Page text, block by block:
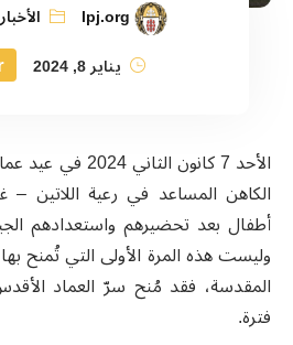
lpj.org الأخبار
يناير 8, 2024
الأحد 7 كانون
الكاهن المساعد في رعية اللاتين –
أطفال بعد تحضيرهم واستعدادهم
وليست هذه المرة الأولى التي تُمنح
المقدسة، فقد مُنح سرّ العماد
فترة.